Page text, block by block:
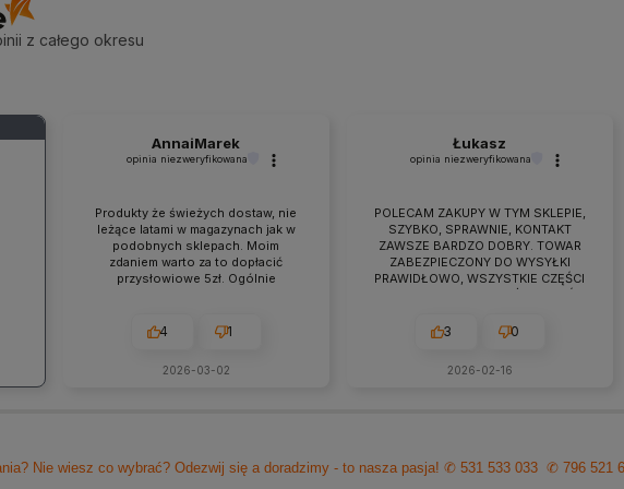
z całego okresu
AnnaiMarek
opinia niezweryfikowana
Produkty że świeżych dostaw, nie
leżące latami w magazynach jak w
podobnych sklepach. Moim
zdaniem warto za to dopłacić
przysłowiowe 5zł. Ogólnie
jakieś problemy zawsze można
liczyć na szybką pomoc czy
Polecam z czystym sumieniem!
4 1
2026-03-02
Łukasz
opinia niezweryfikowana
POLECAM ZAKUPY W TYM SKLEPIE,
SZYBKO, SPRAWNIE, KONTAKT
ZAWSZE BARDZO DOBRY. TOWAR
ZABEZPIECZONY DO WYSYŁKI
PRAWIDŁOWO, WSZYSTKIE CZĘŚCI
BYŁY W ZESTAWIE. jEŻELI KTOŚ
WARTO TUTAJ
3 0
2026-02-16
Nie wiesz co wybrać? Odezwij się a doradzimy - to nasza pasja!✆ 531 533 033 ✆ 796 521